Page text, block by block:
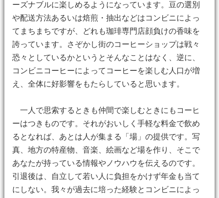
ーズナブルに楽しめるようになっています。豆の選別
や配送方法あるいは焙煎・抽出などはコンビニによっ
てまちまちですが、どれも珈琲専門店顔負けの香味を
誇っています。さぞかし街のコーヒーショップは戦々
恐々としているかというとそんなことはなく、逆に、
コンビニコーヒーによってコーヒーを楽しむ人口が増
え、全体に好影響をもたらしていると思います。
一人で思索するときも仲間で楽しむときにもコーヒ
ーはつきものです。それがおいしく手軽な料金で飲め
るとなれば、あとは人が集まる「場」の提供です。写
真、地方の特産物、音楽、絵画など場を作り、そこで
あなたが持っている情報やノウハウを伝えるのです。
引退後は、自立して若い人に負担をかけず年金も当て
にしない。我々が過去に培った経験とコンビニによっ